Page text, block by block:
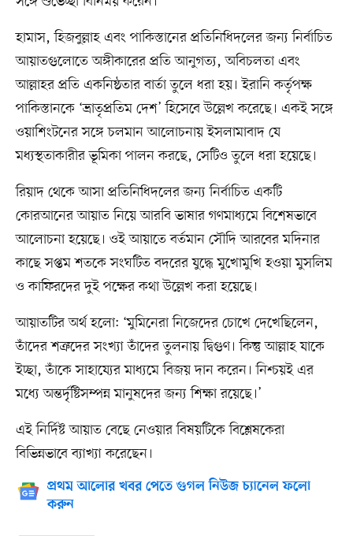
হামাস, হিজবুল্লাহ এবং পাকিস্তানের প্রতিনিধিদলের জন্য নির্বাচিত
আয়াতগুলোতে অঙ্গীকারের প্রতি আনুগত্য, অবিচলতা এবং
আল্লাহর প্রতি একনিষ্ঠতার বার্তা তুলে ধরা হয়। ইরানি কর্তৃপক্ষ
পাকিস্তানকে ‘ভ্রাতৃপ্রতিম দেশ’ হিসেবে উল্লেখ করেছে। একই সঙ্গে
ওয়াশিংটনের সঙ্গে চলমান আলোচনায় ইসলামাবাদ যে
মধ্যস্থতাকারীর ভূমিকা পালন করছে, সেটিও তুলে ধরা হয়েছে।
রিয়াদ থেকে আসা প্রতিনিধিদলের জন্য নির্বাচিত একটি
কোরআনের আয়াত নিয়ে আরবি ভাষার গণমাধ্যমে বিশেষভাবে
আলোচনা হয়েছে। ওই আয়াতে বর্তমান সৌদি আরবের মদিনার
কাছে সপ্তম শতকে সংঘটিত বদরের যুদ্ধে মুখোমুখি হওয়া মুসলিম
ও কাফিরদের দুই পক্ষের কথা উল্লেখ করা হয়েছে।
আয়াতটির অর্থ হলো: ‘মুমিনেরা নিজেদের চোখে দেখেছিলেন,
তাঁদের শত্রুদের সংখ্যা তাঁদের তুলনায় দ্বিগুণ। কিন্তু আল্লাহ যাকে
ইচ্ছা, তাঁকে সাহায্যের মাধ্যমে বিজয় দান করেন। নিশ্চয়ই এর
মধ্যে অন্তর্দৃষ্টিসম্পন্ন মানুষদের জন্য শিক্ষা রয়েছে।’
এই নির্দিষ্ট আয়াত বেছে নেওয়ার বিষয়টিকে বিশ্লেষকেরা
বিভিন্নভাবে ব্যাখ্যা করেছেন।
প্রথম আলোর খবর পেতে গুগল নিউজ চ্যানেল ফলো
করুন